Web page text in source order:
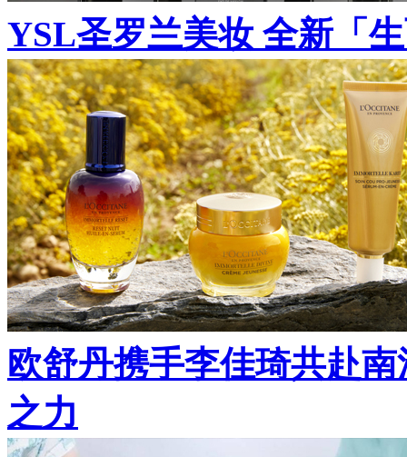
YSL圣罗兰美妆 全新「
欧舒丹携手李佳琦共赴
之力